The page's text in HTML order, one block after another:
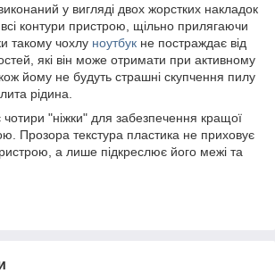
у вигляді двох жорстких накладок
контури пристрою, щільно прилягаючи
такому чохлу ноутбук не постраждає від
які він може отримати при активному
йому не будуть страшні скупчення пилу
рідина.
"ніжки" для забезпечення кращої
Прозора текстура пластика не приховує
а лише підкреслює його межі та